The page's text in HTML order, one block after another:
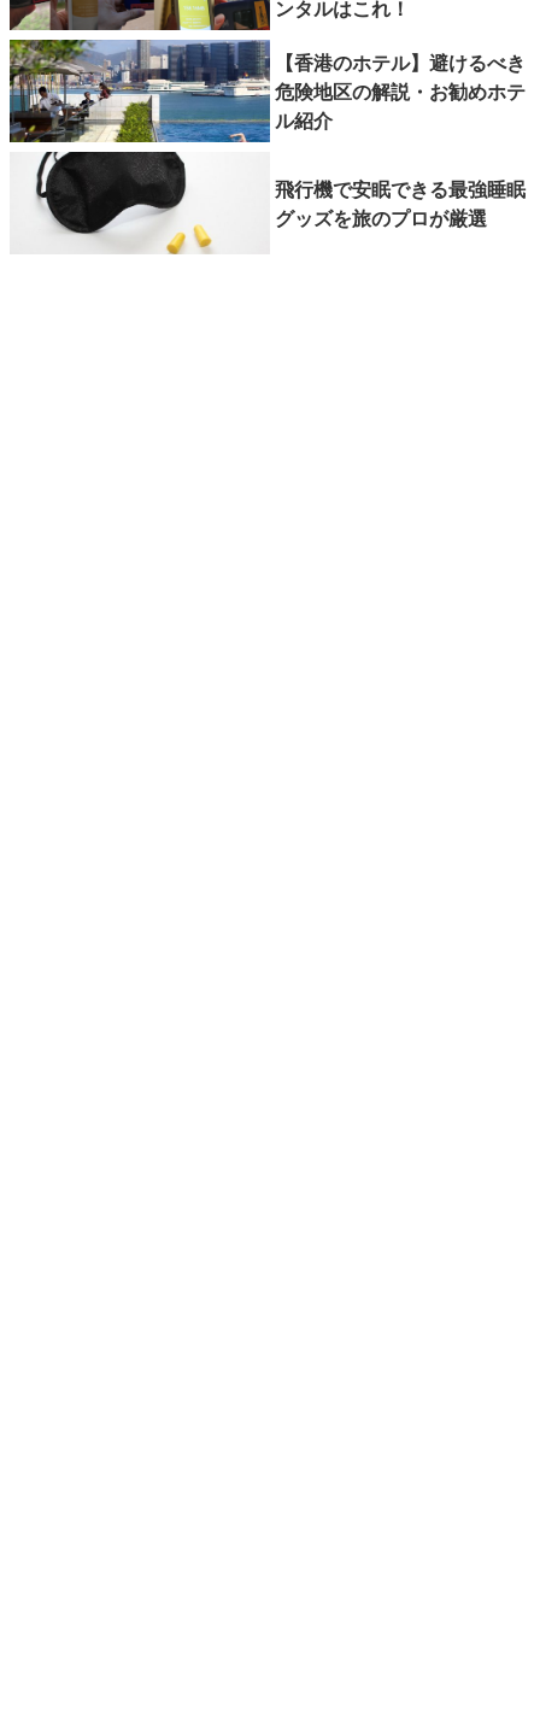
ンタルはこれ！
【香港のホテル】避けるべき
危険地区の解説・お勧めホテ
ル紹介
飛行機で安眠できる最強睡眠
グッズを旅のプロが厳選